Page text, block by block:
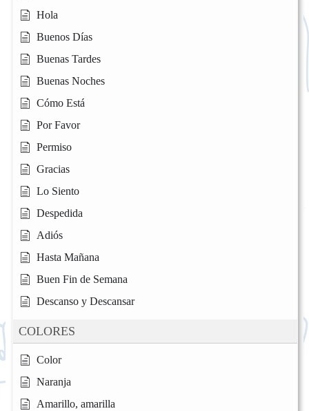
Hola
Buenos Días
Buenas Tardes
Buenas Noches
Cómo Está
Por Favor
Permiso
Gracias
Lo Siento
Despedida
Adiós
Hasta Mañana
Buen Fin de Semana
Descanso y Descansar
COLORES
Color
Naranja
Amarillo, amarilla